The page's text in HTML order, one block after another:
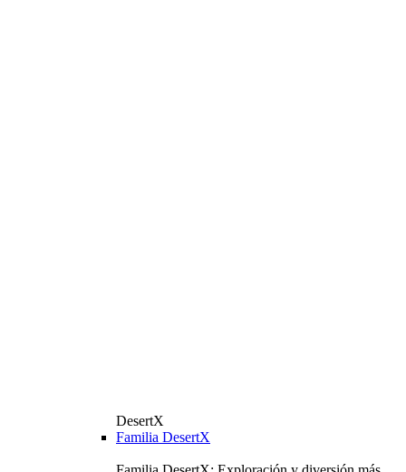
DesertX
Familia DesertX